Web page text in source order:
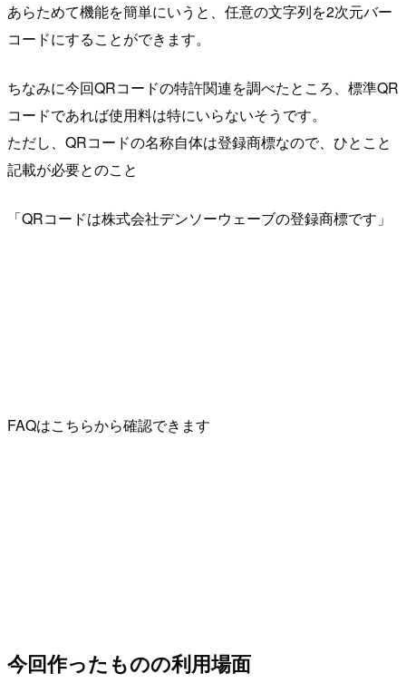
あらためて機能を簡単にいうと、任意の文字列を2次元バー
コードにすることができます。
ちなみに今回QRコードの特許関連を調べたところ、標準QR
コードであれば使用料は特にいらないそうです。
ただし、QRコードの名称自体は登録商標なので、ひとこと
記載が必要とのこと
「QRコードは株式会社デンソーウェーブの登録商標です」
FAQはこちらから確認できます
今回作ったものの利用場面